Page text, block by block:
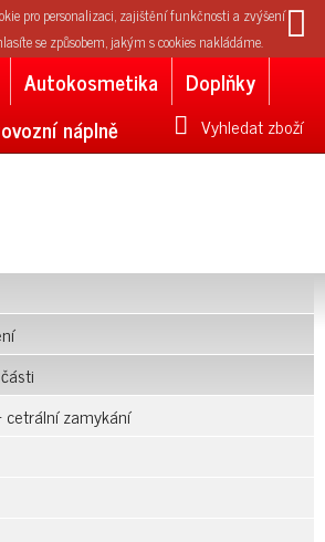
pro personalizaci, zajištění funkčnosti a zvýšení
se způsobem, jakým s cookies nakládáme.
Autokosmetika
Doplňky
náplně Vyhledat zboží
zamykání